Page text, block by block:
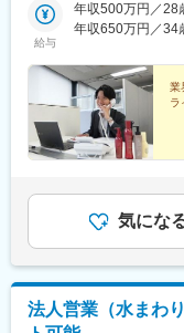
修を行っています
を頂くなど基礎的
階層別の研修プ
をする環境が整
※初期研修期間中
だきます。
・マネージャー
ございます。そ
ます。
例）GROWプロ
内公募制度：職
変更の範囲：会社
■OEM営業＜東京
煙対策あり：屋内
町駅、志賀本通駅
駅、清水駅(愛知
給与
年収500万円／28
年収650万円／34
業
ラ
気にな
法人営業（水まわ